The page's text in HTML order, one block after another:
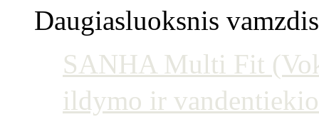
Daugiasluoksnis
SANHA Multi Fit
ildymo ir